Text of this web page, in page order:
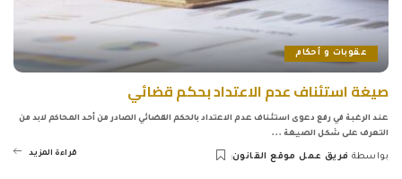
عقوبات و أحكام
صيغة استئناف عدم الاعتداد بحكم قضائي
عند الرغبة في رفع دعوى استئناف عدم الاعتداد بالحكم القضائي الصادر من أحد المحاكم لابد من
التعرف على شكل الصيغة ...
بواسطة فريق عمل موقع القانون قراءة المزيد